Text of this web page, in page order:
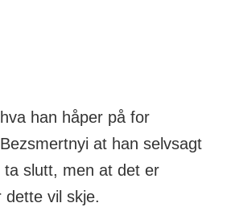
han håper på for
at han selvsagt
ta slutt, men at det er
dette vil skje.